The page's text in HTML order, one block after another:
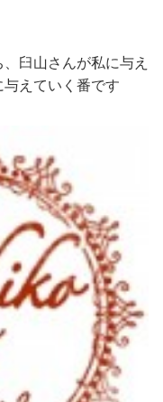
臼山さんが私に与え
えていく番です